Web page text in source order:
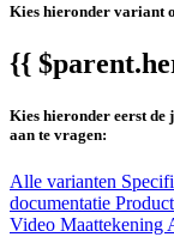
Kies hieronder variant
{{
Kies hieronder eerst
aan te vragen:
Alle varianten
documentatie
Video Maattekening